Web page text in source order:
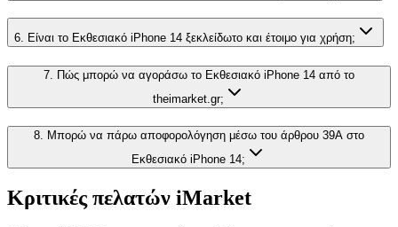
6. Είναι το Εκθεσιακό iPhone 14 ξεκλείδωτο και έτοιμο για χρήση;
7. Πώς μπορώ να αγοράσω το Εκθεσιακό iPhone 14 από το
theimarket.gr;
8. Μπορώ να πάρω αποφορολόγηση μέσω του άρθρου 39Α στο
Εκθεσιακό iPhone 14;
Κριτικές πελατών iMarket